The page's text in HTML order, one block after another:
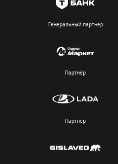
Генеральный партнер
Партнёр
Партнёр